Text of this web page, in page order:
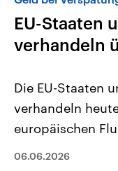
2026
EU-Staaten
verhandeln
Die EU-Staaten
verhandeln
europäischen
06.06.2026